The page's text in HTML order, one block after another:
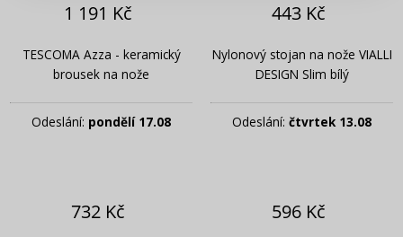
1 191 Kč
TESCOMA Azza - keramický
brousek na nože
Odeslání: pondělí 17.08
443 Kč
Nylonový stojan na nože VIALLI
DESIGN Slim bílý
Odeslání: čtvrtek 13.08
732 Kč 596 Kč